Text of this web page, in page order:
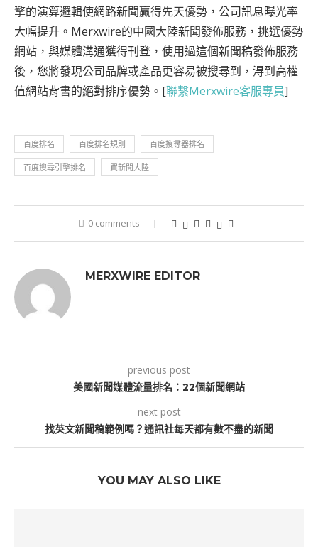
擎的演算邏輯使網路新聞贏得先天優勢，公司訊息曝光率
大幅提升。Merxwire的中國大陸新聞發佈服務，挑選優勢
網站，與媒體溝通獲得刊登，使用過這個新聞稿發佈服務
後，您將發現公司品牌或產品更容易被搜尋到，淂到高權
值網站背書的絕對排序優勢。[聯繫Merxwire客服專員]
百度排名 百度排名規則 百度搜尋器排名
百度搜尋引擎排名 買新聞大陸
0 comments
MERXWIRE EDITOR
previous post
美國新聞媒體流量排名：22個新聞網站
next post
找英文新聞稿範例嗎？通訊社每天都有數不盡的新聞
YOU MAY ALSO LIKE